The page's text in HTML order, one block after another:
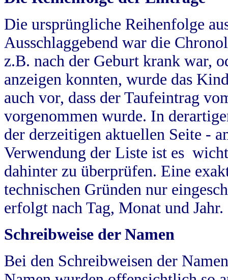
Die ursprüngliche Reihenfolge
Ausschlaggebend war die
z.B. nach der Geburt krank war,
anzeigen konnten, wurde das
auch vor, dass der Taufeintrag
vorgenommen wurde. In
der derzeitigen aktuellen Seite -
Verwendung der Liste ist es
dahinter zu überprüfen. Eine
technischen Gründen nur
erfolgt nach Tag, Monat und Jahr.
Schreibweise der Namen
Bei den Schreibweisen der